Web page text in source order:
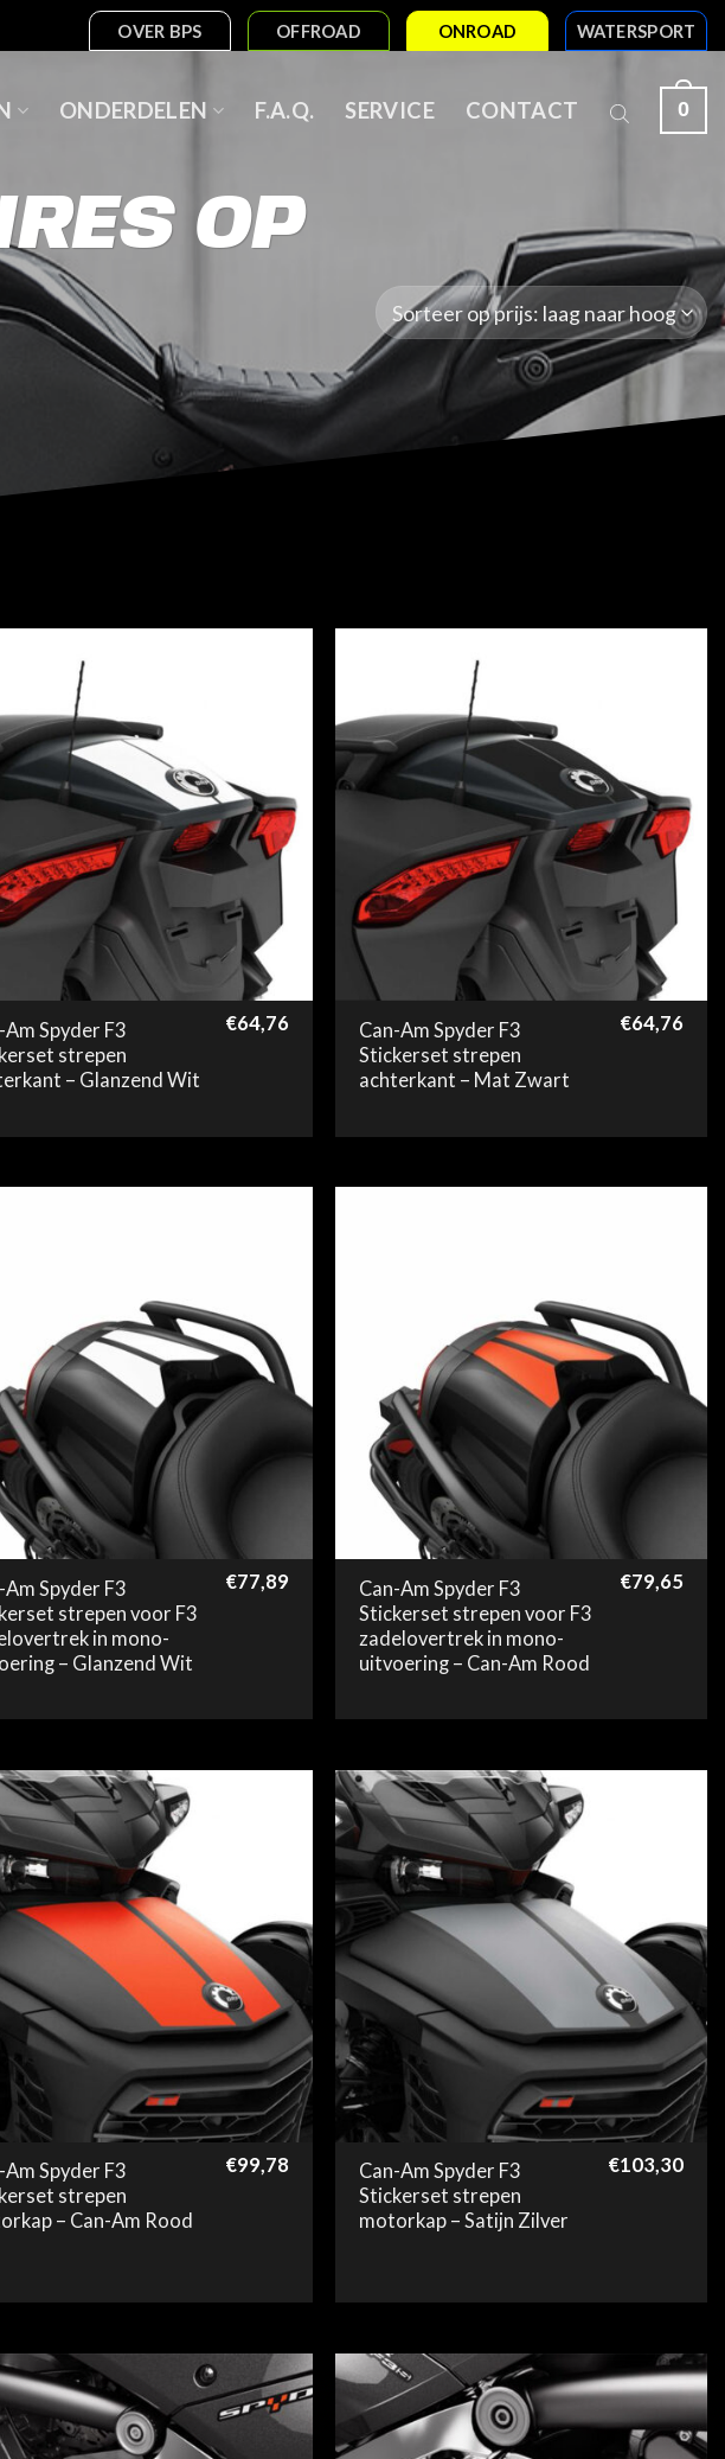
OVER BPS OFFROAD ONROAD WATERSPORT
ONDERDELEN F.A.Q. SERVICE CONTACT 0
OP
Am Spyder F3
strepen
– Glanzend Wit
€64,76
Can-Am Spyder F3
Stickerset strepen
achterkant – Mat Zwart
€64,76
Am Spyder F3
strepen voor F3
in mono-
– Glanzend Wit
€77,89
Can-Am Spyder F3
Stickerset strepen voor F3
zadelovertrek in mono-
uitvoering – Can-Am Rood
€79,65
Am Spyder F3
strepen
– Can-Am Rood
€99,78
Can-Am Spyder F3
Stickerset strepen
motorkap – Satijn Zilver
€103,30